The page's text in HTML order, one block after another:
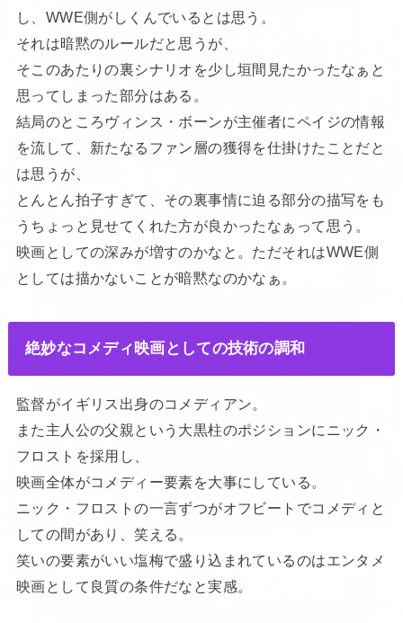
し、WWE側がしくんでいるとは思う。
それは暗黙のルールだと思うが、
そこのあたりの裏シナリオを少し垣間見たかったなぁと
思ってしまった部分はある。
結局のところヴィンス・ボーンが主催者にペイジの情報
を流して、新たなるファン層の獲得を仕掛けたことだと
は思うが、
とんとん拍子すぎて、その裏事情に迫る部分の描写をも
うちょっと見せてくれた方が良かったなぁって思う。
映画としての深みが増すのかなと。ただそれはWWE側
としては描かないことが暗黙なのかなぁ。
絶妙なコメディ映画としての技術の調和
監督がイギリス出身のコメディアン。
また主人公の父親という大黒柱のポジションにニック・
フロストを採用し、
映画全体がコメディー要素を大事にしている。
ニック・フロストの一言ずつがオフビートでコメディと
しての間があり、笑える。
笑いの要素がいい塩梅で盛り込まれているのはエンタメ
映画として良質の条件だなと実感。